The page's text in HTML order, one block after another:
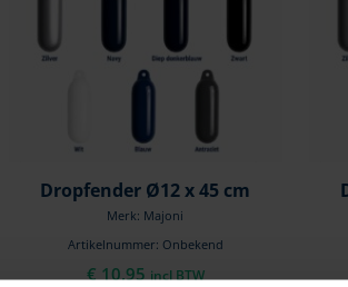
Dropfender Ø12 x 45 cm
Merk: Majoni
Artikelnummer: Onbekend
€10,95 incl BTW